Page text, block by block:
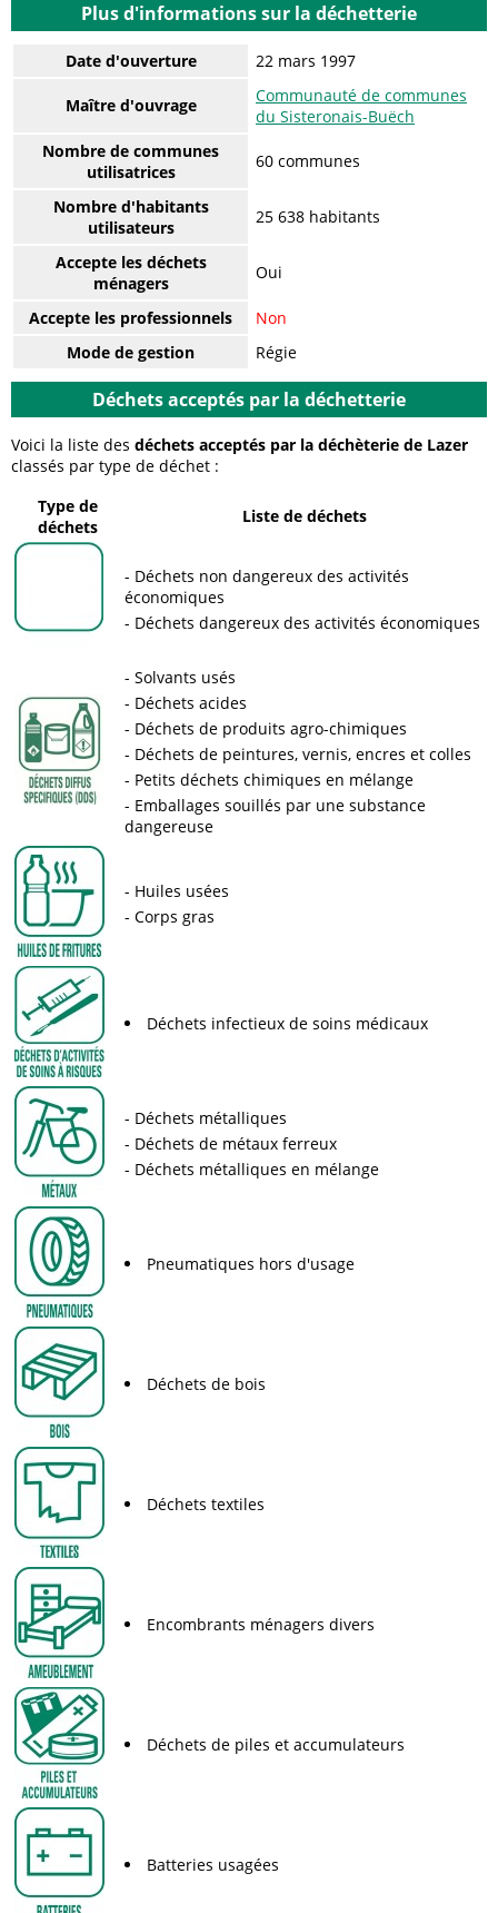
Plus d'informations sur la déchetterie
Date d'ouverture 22 mars 1997
Maître d'ouvrage
Communauté de communes
du Sisteronais-Buëch
Nombre de communes
utilisatrices
60 communes
Nombre d'habitants
utilisateurs
25 638 habitants
Accepte les déchets
ménagers
Oui
Accepte les professionnels
Non
Mode de gestion
Régie
Déchets acceptés par la déchetterie
Voici la liste des déchets acceptés par la déchèterie de Lazer
classés par type de déchet :
Type de
déchets
Liste de déchets
Déchets non dangereux des activités
économiques
Déchets dangereux des activités économiques
Solvants usés
Déchets acides
Déchets de produits agro-chimiques
Déchets de peintures, vernis, encres et colles
Petits déchets chimiques en mélange
Emballages souillés par une substance
dangereuse
Huiles usées
Corps gras
Déchets infectieux de soins médicaux
Déchets métalliques
Déchets de métaux ferreux
Déchets métalliques en mélange
Pneumatiques hors d'usage
Déchets de bois
Déchets textiles
Encombrants ménagers divers
Déchets de piles et accumulateurs
Batteries usagées